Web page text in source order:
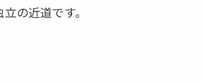
の近道です。